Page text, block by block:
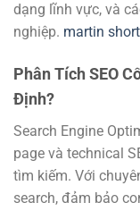
dạng lĩnh vực, và
nghiệp. martin short
Phân Tích SEO
Định?
Search Engine
page và technical
tìm kiếm. Với
search, đảm bảo